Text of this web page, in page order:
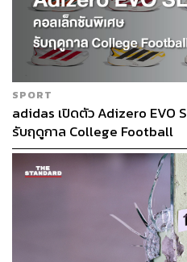
_Frontiers/
https://store.na.square-
uct/769474/crisis-core-
https://
https://
TAGS: Pokémon Final
Thailand Game Show
Thailand Game Show 2022
SPORT
adidas เปิดตัว Adizero EVO
รับฤดูกาล College Football